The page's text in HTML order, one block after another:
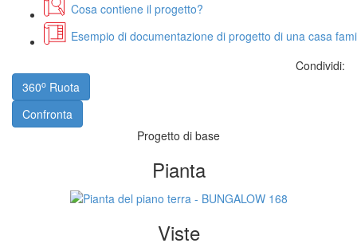
Cosa contiene il progetto?
Esempio di documentazione di progetto di una casa
Condividi:
360o Ruota
Confronta
Progetto di base
Pianta
Viste